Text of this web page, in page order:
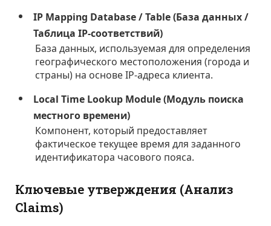
IP Mapping Database / Table (База данных /
Таблица IP-соответствий)
База данных, используемая для определения
географического местоположения (города и
страны) на основе IP-адреса клиента.
Local Time Lookup Module (Модуль поиска
местного времени)
Компонент, который предоставляет
фактическое текущее время для заданного
идентификатора часового пояса.
Ключевые утверждения (Анализ
Claims)